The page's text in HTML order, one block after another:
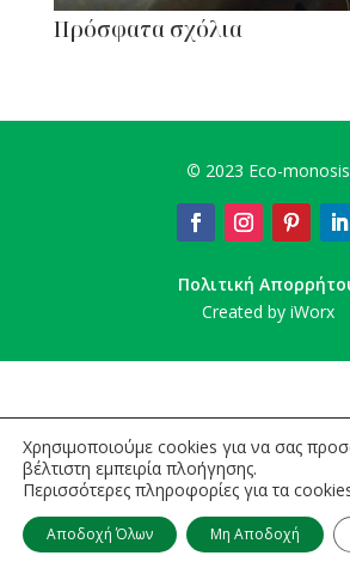
Πρόσφατα σχόλια
© 2023 Eco-monosis
Πολιτική
Created by iWorx
Χρησιμοποιούμε cookies για να σας
βέλτιστη εμπειρία πλοήγησης.
Περισσότερες πληροφορίες για τα
Αποδοχή Όλων Μη Αποδοχή